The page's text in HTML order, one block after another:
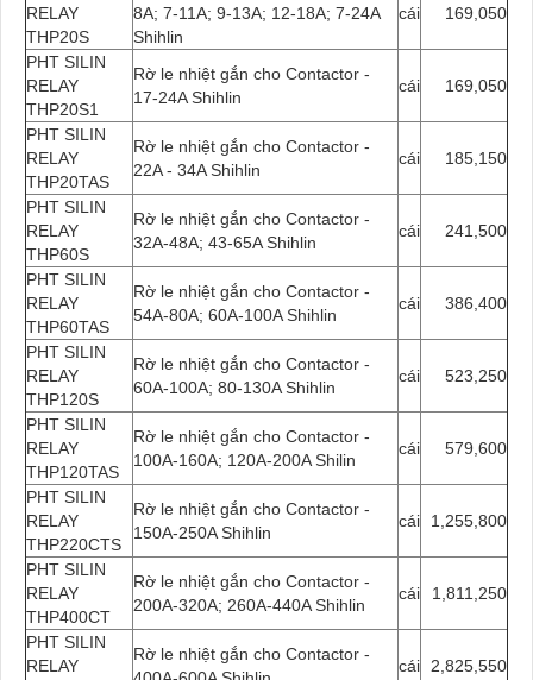
RELAY
THP20S
8A; 7-11A; 9-13A; 12-18A; 7-24A
Shihlin
cái 169,050
PHT SILIN
RELAY
THP20S1
Rờ le nhiệt gắn cho Contactor -
17-24A Shihlin
cái 169,050
PHT SILIN
RELAY
THP20TAS
Rờ le nhiệt gắn cho Contactor -
22A - 34A Shihlin
cái 185,150
PHT SILIN
RELAY
THP60S
Rờ le nhiệt gắn cho Contactor -
32A-48A; 43-65A Shihlin
cái 241,500
PHT SILIN
RELAY
THP60TAS
Rờ le nhiệt gắn cho Contactor -
54A-80A; 60A-100A Shihlin
cái 386,400
PHT SILIN
RELAY
THP120S
Rờ le nhiệt gắn cho Contactor -
60A-100A; 80-130A Shihlin
cái 523,250
PHT SILIN
RELAY
THP120TAS
Rờ le nhiệt gắn cho Contactor -
100A-160A; 120A-200A Shilin
cái 579,600
PHT SILIN
RELAY
THP220CTS
Rờ le nhiệt gắn cho Contactor -
150A-250A Shihlin
cái 1,255,800
PHT SILIN
RELAY
THP400CT
Rờ le nhiệt gắn cho Contactor -
200A-320A; 260A-440A Shihlin
cái 1,811,250
PHT SILIN
RELAY
Rờ le nhiệt gắn cho Contactor -
cái 2,825,550